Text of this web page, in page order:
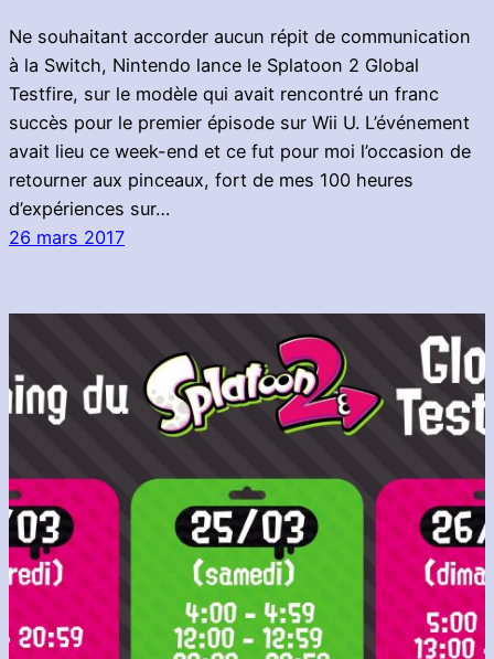
Ne souhaitant accorder aucun répit de communication
à la Switch, Nintendo lance le Splatoon 2 Global
Testfire, sur le modèle qui avait rencontré un franc
succès pour le premier épisode sur Wii U. L’événement
avait lieu ce week-end et ce fut pour moi l’occasion de
retourner aux pinceaux, fort de mes 100 heures
d’expériences sur…
26 mars 2017